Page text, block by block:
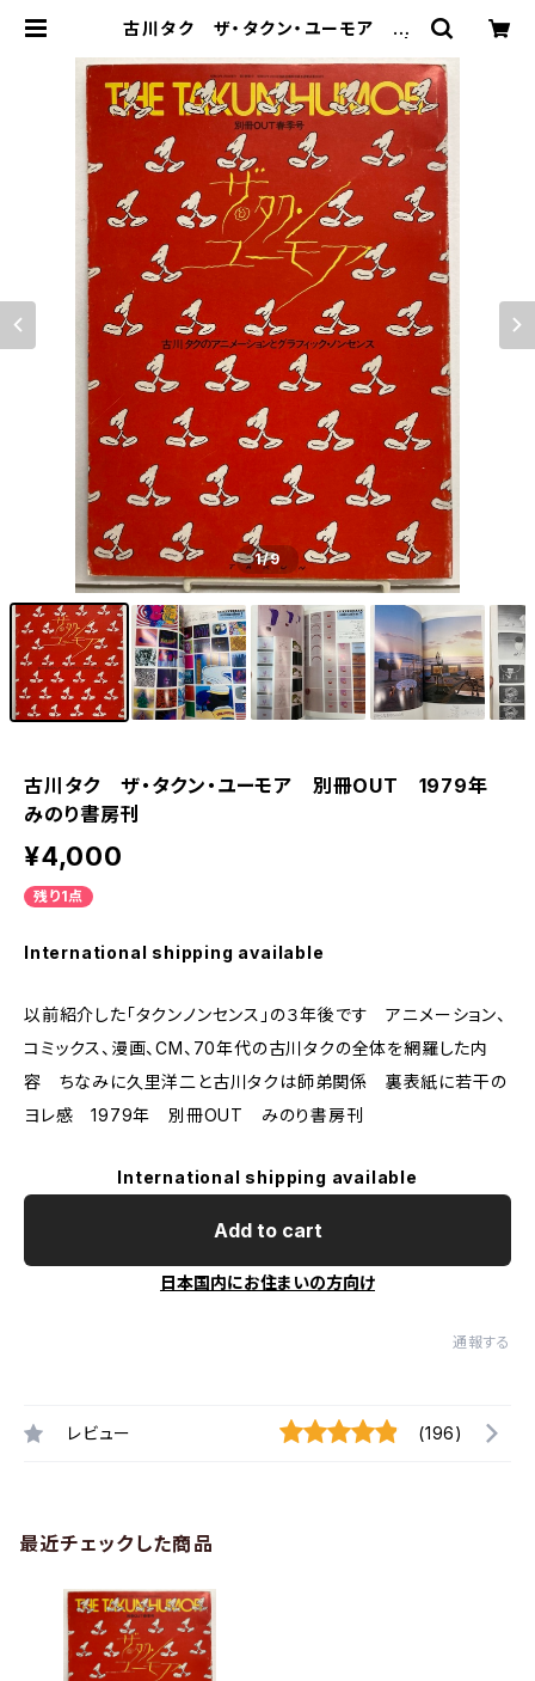
古川タク ザ・タクン・ユーモア 別
トムズボックス
1/9
古川タク ザ・タクン・ユーモア 別冊OUT 1979年
みのり書房刊
¥4,000
残り1点
International shipping available
以前紹介した「タクンノンセンス」の３年後です アニメーション、
コミックス、漫画、CM、70年代の古川タクの全体を網羅した内
容 ちなみに久里洋二と古川タクは師弟関係 裏表紙に若干の
ヨレ感 1979年 別冊OUT みのり書房刊
International shipping available
Add to cart
日本国内にお住まいの方向け
通報する
レビュー (196)
最近チェックした商品